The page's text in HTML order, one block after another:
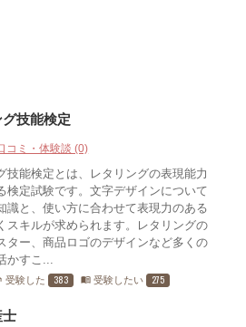
技能検定
コミ・体験談 (0)
技能検定とは、レタリングの表現能力
検定試験です。文字デザインについて
識と、使い方に合わせて表現力のある
スキルが求められます。レタリングの
ター、商品ロゴのデザインなど多くの
かすこ...
受験した 383 menu_book 受験したい 275
士